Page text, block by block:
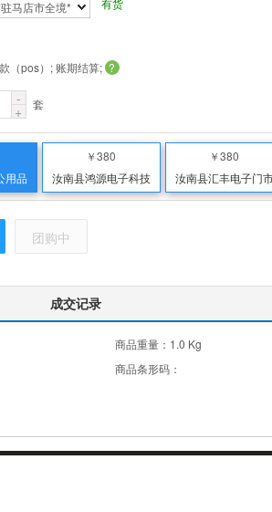
马店市全境* 有货
（pos）; 账期结算; ?
-
+
套
用品
￥380
汝南县鸿源电子科技
有限公司
￥380
汝南县汇丰电子门
部
团购中
成交记录
商品重量： 1.0 Kg
商品条形码：